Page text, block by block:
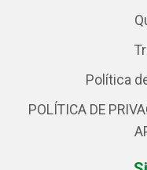
Política
POLÍTICA DE